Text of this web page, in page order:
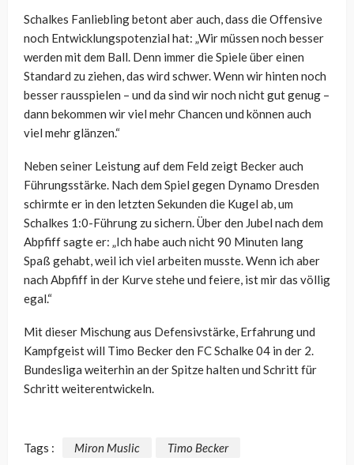
Schalkes Fanliebling betont aber auch, dass die Offensive
noch Entwicklungspotenzial hat: „Wir müssen noch besser
werden mit dem Ball. Denn immer die Spiele über einen
Standard zu ziehen, das wird schwer. Wenn wir hinten noch
besser rausspielen – und da sind wir noch nicht gut genug –
dann bekommen wir viel mehr Chancen und können auch
viel mehr glänzen.“
Neben seiner Leistung auf dem Feld zeigt Becker auch
Führungsstärke. Nach dem Spiel gegen Dynamo Dresden
schirmte er in den letzten Sekunden die Kugel ab, um
Schalkes 1:0-Führung zu sichern. Über den Jubel nach dem
Abpfiff sagte er: „Ich habe auch nicht 90 Minuten lang
Spaß gehabt, weil ich viel arbeiten musste. Wenn ich aber
nach Abpfiff in der Kurve stehe und feiere, ist mir das völlig
egal.“
Mit dieser Mischung aus Defensivstärke, Erfahrung und
Kampfgeist will Timo Becker den FC Schalke 04 in der 2.
Bundesliga weiterhin an der Spitze halten und Schritt für
Schritt weiterentwickeln.
Tags : Miron Muslic Timo Becker